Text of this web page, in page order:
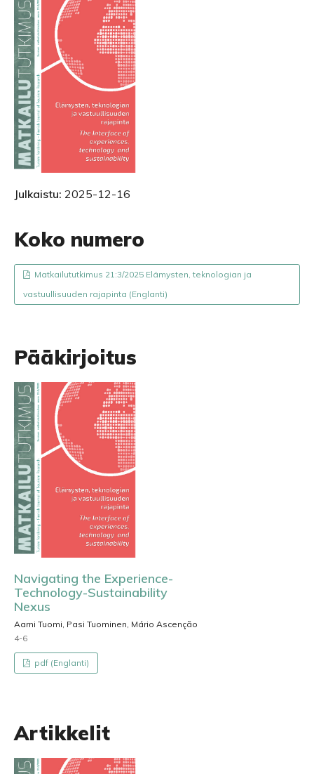
Julkaistu: 2025-12-16
Koko numero
Matkailututkimus 21:3/2025 Elämysten, teknologian ja
vastuullisuuden rajapinta (Englanti)
Pääkirjoitus
Navigating the Experience-
Technology-Sustainability
Nexus
Aarni Tuomi, Pasi Tuominen, Mário Ascenção
4-6
pdf (Englanti)
Artikkelit